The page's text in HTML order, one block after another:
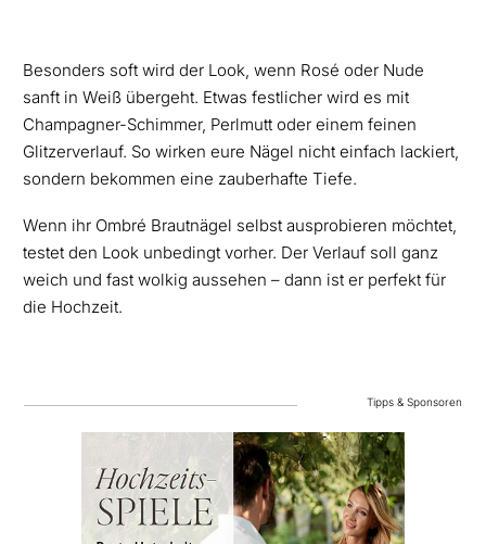
Besonders soft wird der Look, wenn Rosé oder Nude
sanft in Weiß übergeht. Etwas festlicher wird es mit
Champagner-Schimmer, Perlmutt oder einem feinen
Glitzerverlauf. So wirken eure Nägel nicht einfach lackiert,
sondern bekommen eine zauberhafte Tiefe.
Wenn ihr Ombré Brautnägel selbst ausprobieren möchtet,
testet den Look unbedingt vorher. Der Verlauf soll ganz
weich und fast wolkig aussehen – dann ist er perfekt für
die Hochzeit.
Tipps & Sponsoren